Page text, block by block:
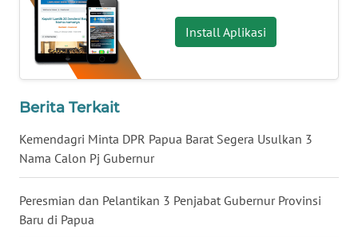
Install Aplikasi
Berita Terkait
Kemendagri Minta DPR Papua Barat Segera Usulkan 3
Nama Calon Pj Gubernur
Peresmian dan Pelantikan 3 Penjabat Gubernur Provinsi
Baru di Papua
WN
BALI
KALBAR
WN
KALTARA